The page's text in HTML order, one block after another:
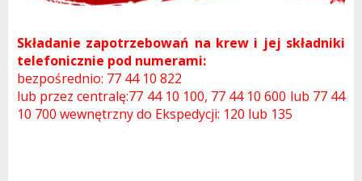
Składanie zapotrzebowań na krew i jej składniki
telefonicznie pod numerami:
bezpośrednio: 77 44 10 822
lub przez centralę:77 44 10 100, 77 44 10 600 lub 77 44
10 700 wewnętrzny do Ekspedycji: 120 lub 135